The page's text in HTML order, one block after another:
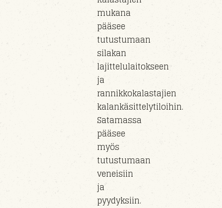
mukana
pääsee
tutustumaan
silakan
lajittelulaitokseen
ja
rannikkokalastajien
kalankäsittelytiloihin.
Satamassa
pääsee
myös
tutustumaan
veneisiin
ja
pyydyksiin.